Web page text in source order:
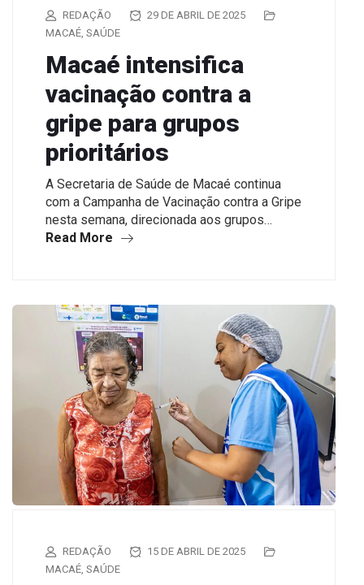
REDAÇÃO
29 DE ABRIL DE 2025
MACAÉ, SAÚDE
Macaé intensifica
vacinação contra a
gripe para grupos
prioritários
A Secretaria de Saúde de Macaé continua
com a Campanha de Vacinação contra a Gripe
nesta semana, direcionada aos grupos…
Read More
REDAÇÃO
15 DE ABRIL DE 2025
MACAÉ SAÚDE